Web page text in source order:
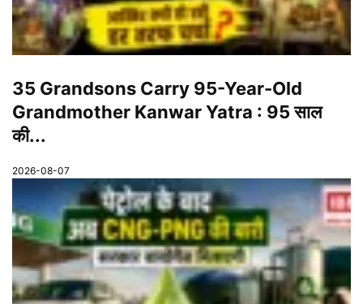
35 Grandsons Carry 95-Year-Old
Grandmother Kanwar Yatra : 95 साल
की...
2026-08-07